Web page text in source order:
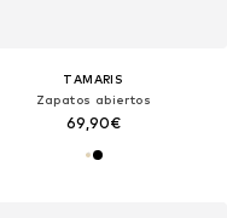
TAMARIS
Zapatos abiertos
69,90€